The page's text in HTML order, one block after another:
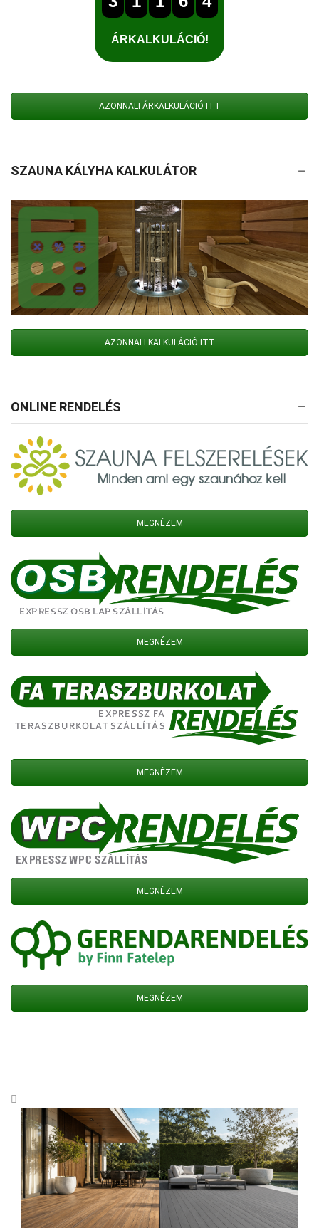
AZONNALI ÁRKALKULÁCIÓ ITT
SZAUNA KÁLYHA KALKULÁTOR
AZONNALI KALKULÁCIÓ ITT
ONLINE RENDELÉS
MEGNÉZEM
MEGNÉZEM
MEGNÉZEM
MEGNÉZEM
MEGNÉZEM